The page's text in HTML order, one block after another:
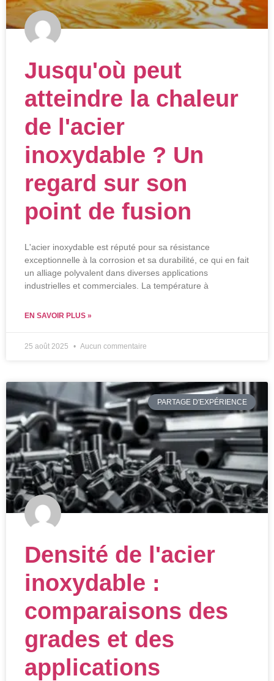
Jusqu'où peut
atteindre la chaleur
de l'acier
inoxydable ? Un
regard sur son
point de fusion
L'acier inoxydable est réputé pour sa résistance
exceptionnelle à la corrosion et sa durabilité, ce qui en fait
un alliage polyvalent dans diverses applications
industrielles et commerciales. La température à
EN SAVOIR PLUS »
25 août 2025 Aucun commentaire
PARTAGE D'EXPÉRIENCE
Densité de l'acier
inoxydable :
comparaisons des
grades et des
applications